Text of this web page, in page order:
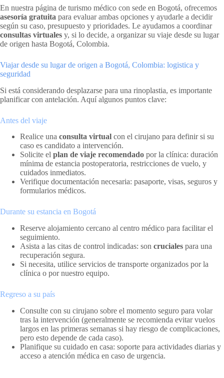
En nuestra página de turismo médico con sede en Bogotá, ofrecemos
asesoría gratuita para evaluar ambas opciones y ayudarle a decidir
según su caso, presupuesto y prioridades. Le ayudamos a coordinar
consultas virtuales y, si lo decide, a organizar su viaje desde su lugar
de origen hasta Bogotá, Colombia.
Viajar desde su lugar de origen a Bogotá, Colombia: logistica y
seguridad
Si está considerando desplazarse para una rinoplastia, es importante
planificar con antelación. Aquí algunos puntos clave:
Antes del viaje
Realice una consulta virtual con el cirujano para definir si su
caso es candidato a intervención.
Solicite el plan de viaje recomendado por la clínica: duración
mínima de estancia postoperatoria, restricciones de vuelo, y
cuidados inmediatos.
Verifique documentación necesaria: pasaporte, visas, seguros y
formularios médicos.
Durante su estancia en Bogotá
Reserve alojamiento cercano al centro médico para facilitar el
seguimiento.
Asista a las citas de control indicadas: son cruciales para una
recuperación segura.
Si necesita, utilice servicios de transporte organizados por la
clínica o por nuestro equipo.
Regreso a su país
Consulte con su cirujano sobre el momento seguro para volar
tras la intervención (generalmente se recomienda evitar vuelos
largos en las primeras semanas si hay riesgo de complicaciones,
pero esto depende de cada caso).
Planifique su cuidado en casa: soporte para actividades diarias y
acceso a atención médica en caso de urgencia.